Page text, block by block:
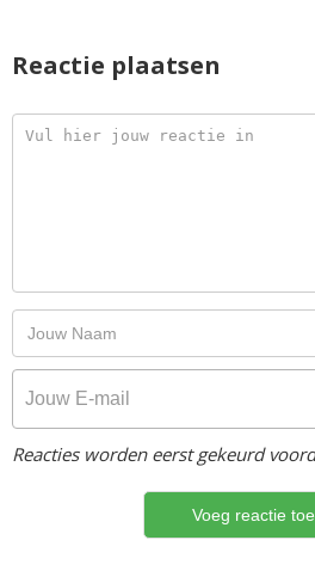
Reactie plaatsen
Reacties worden eerst gekeurd